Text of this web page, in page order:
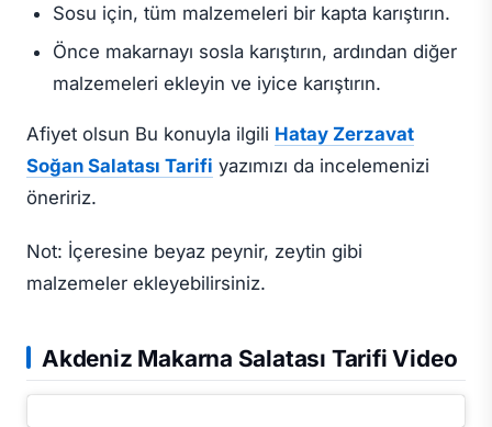
Sosu için, tüm malzemeleri bir kapta karıştırın.
Önce makarnayı sosla karıştırın, ardından diğer
malzemeleri ekleyin ve iyice karıştırın.
Afiyet olsun Bu konuyla ilgili Hatay Zerzavat
Soğan Salatası Tarifi yazımızı da incelemenizi
öneririz.
Not: İçeresine beyaz peynir, zeytin gibi
malzemeler ekleyebilirsiniz.
Akdeniz Makarna Salatası Tarifi Video